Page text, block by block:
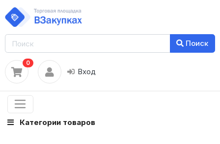
Поиск
0
Вход
Категории товаров